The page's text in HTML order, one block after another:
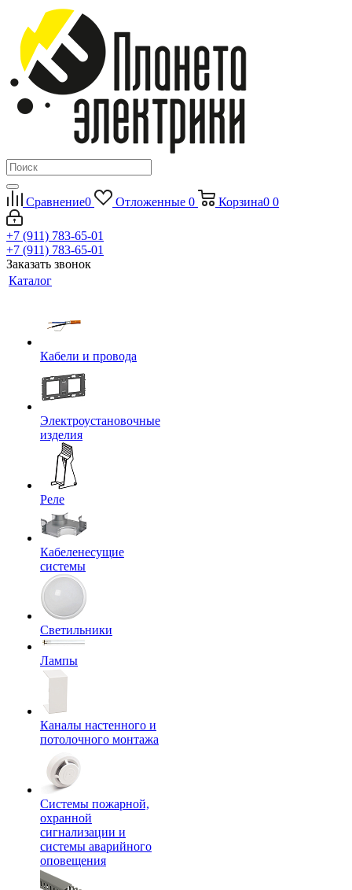
Сравнение0 Отложенные 0 Корзина0 0
+7 (911) 783-65-01
+7 (911) 783-65-01
Заказать звонок
Каталог
Кабели и провода
Электроустановочные
изделия
Реле
Кабеленесущие
системы
Светильники
Лампы
Каналы настенного и
потолочного монтажа
Системы пожарной,
охранной
сигнализации и
системы аварийного
оповещения